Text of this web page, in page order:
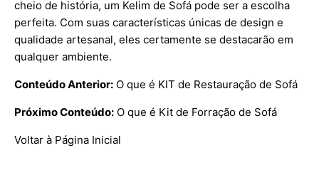
cheio de história, um Kelim de Sofá pode ser a escolha
perfeita. Com suas características únicas de design e
qualidade artesanal, eles certamente se destacarão em
qualquer ambiente.
Conteúdo Anterior: O que é KIT de Restauração de Sofá
Próximo Conteúdo: O que é Kit de Forração de Sofá
Voltar à Página Inicial